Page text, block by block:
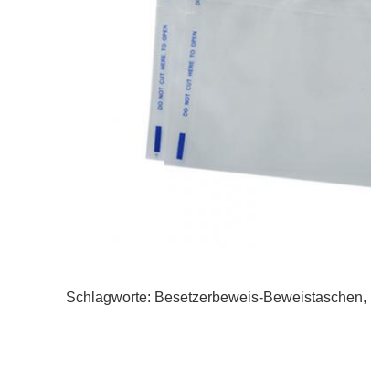
Schlagworte: Besetzerbeweis-Beweistaschen,